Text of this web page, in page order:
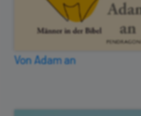
Von Adam an